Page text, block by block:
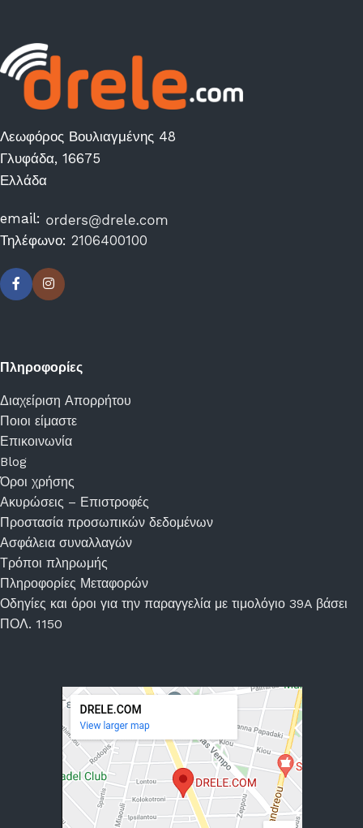
Λεωφόρος Βουλιαγμένης 48
Γλυφάδα, 16675
Ελλάδα
email:
Τηλέφωνο: 2106400100
Πληροφορίες
Διαχείριση Απορρήτου
Ποιοι είμαστε
Επικοινωνία
Blog
Όροι χρήσης
Ακυρώσεις – Επιστροφές
Προστασία προσωπικών δεδομένων
Ασφάλεια συναλλαγών
Τρόποι πληρωμής
Πληροφορίες Μεταφορών
Οδηγίες και όροι για την παραγγελία με τιμολόγιο 39A βάσει
ΠΟΛ. 1150